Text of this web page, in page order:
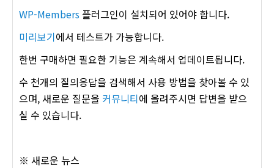
WP-Members 플러그인이 설치되어 있어야 합니다.
미리보기에서 테스트가 가능합니다.
한번 구매하면 필요한 기능은 계속해서 업데이트됩니다.
수 천개의 질의응답을 검색해서 사용 방법을 찾아볼 수 있
으며, 새로운 질문을 커뮤니티에 올려주시면 답변을 받으
실 수 있습니다.
※ 새로운 뉴스